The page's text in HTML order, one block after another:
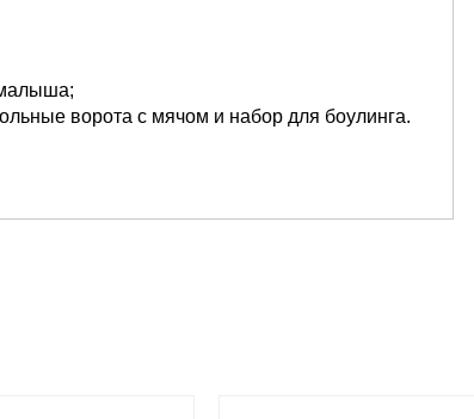
ворота с мячом и набор для боулинга.